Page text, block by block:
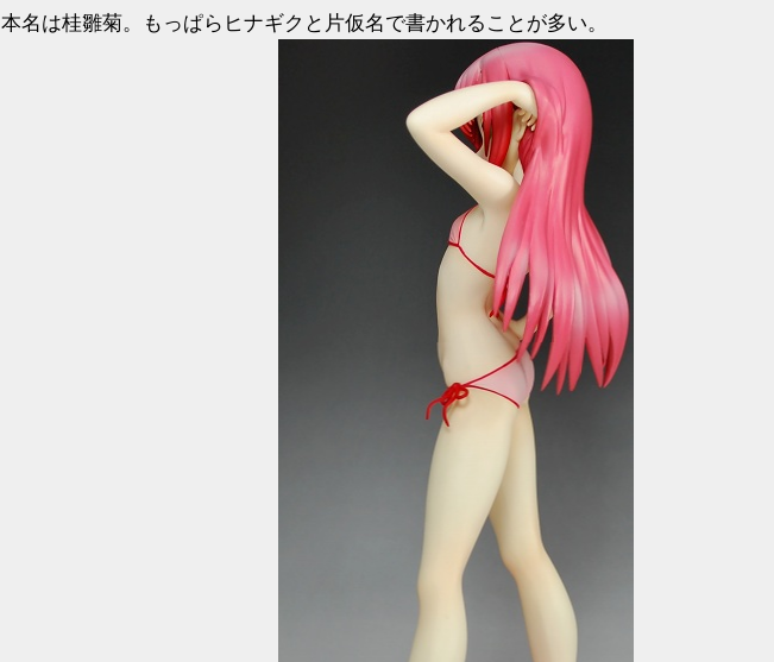
本名は桂雛菊。もっぱらヒナギクと片仮名で書かれることが多い。